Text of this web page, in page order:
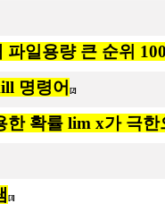
파일용량 큰 순위
명령어 [2]
한 확률 lim x가 극
[3]